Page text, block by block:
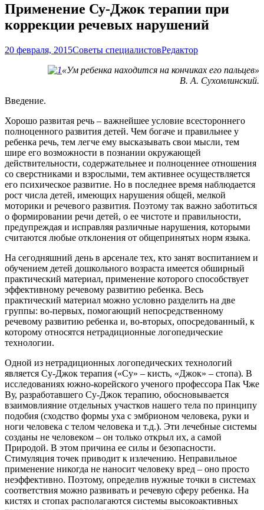
Применение Су-Джок терапии при
коррекции речевых нарушений
20 февраля, 2015Советы специалистовРедактор
«Ум ребенка находится на кончиках его пальцев»
В. А. Сухомлинский.
Введение.
Хорошо развитая речь – важнейшее условие всестороннего
полноценного развития детей. Чем богаче и правильнее у
ребенка речь, тем легче ему высказывать свои мысли, тем
шире его возможности в познании окружающей
действительности, содержательнее и полноценнее отношения
со сверстниками и взрослыми, тем активнее осуществляется
его психическое развитие. Но в последнее время наблюдается
рост числа детей, имеющих нарушения общей, мелкой
моторики и речевого развития. Поэтому так важно заботиться
о формировании речи детей, о ее чистоте и правильности,
предупреждая и исправляя различные нарушения, которыми
считаются любые отклонения от общепринятых норм языка.
На сегодняшний день в арсенале тех, кто занят воспитанием и
обучением детей дошкольного возраста имеется обширный
практический материал, применение которого способствует
эффективному речевому развитию ребенка. Весь
практический материал можно условно разделить на две
группы: во-первых, помогающий непосредственному
речевому развитию ребенка и, во-вторых, опосредованный, к
которому относятся нетрадиционные логопедические
технологии.
Одной из нетрадиционных логопедических технологий
является Су-Джок терапия («Су» – кисть, «Джок» – стопа). В
исследованиях южно-корейского ученого профессора Пак Чже
Ву, разработавшего Су-Джок терапию, обосновывается
взаимовлияние отдельных участков нашего тела по принципу
подобия (сходство формы уха с эмбрионом человека, руки и
ноги человека с телом человека и т.д.). Эти лечебные системы
созданы не человеком – он только открыл их, а самой
Природой. В этом причина ее силы и безопасности.
Стимуляция точек приводит к излечению. Неправильное
применение никогда не наносит человеку вред – оно просто
неэффективно. Поэтому, определив нужные точки в системах
соответствия можно развивать и речевую сферу ребенка. На
кистях и стопах располагаются системы высокоактивных